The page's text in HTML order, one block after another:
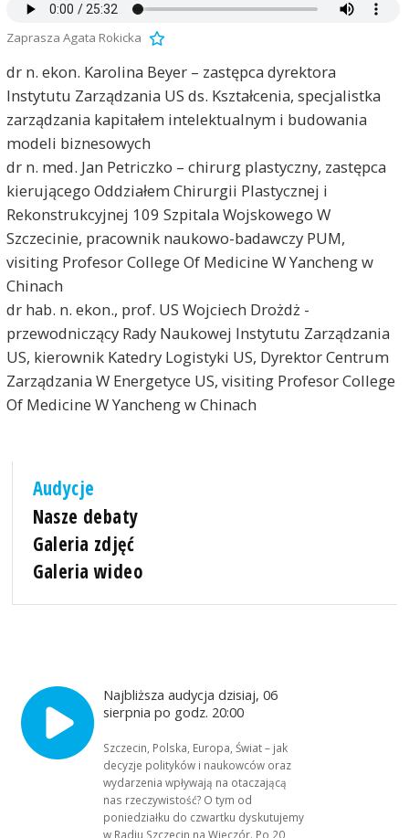
Zaprasza Agata Rokicka
dr n. ekon. Karolina Beyer – zastępca dyrektora
Instytutu Zarządzania US ds. Kształcenia, specjalistka
zarządzania kapitałem intelektualnym i budowania
modeli biznesowych
dr n. med. Jan Petriczko – chirurg plastyczny, zastępca
kierującego Oddziałem Chirurgii Plastycznej i
Rekonstrukcyjnej 109 Szpitala Wojskowego W
Szczecinie, pracownik naukowo-badawczy PUM,
visiting Profesor College Of Medicine W Yancheng w
Chinach
dr hab. n. ekon., prof. US Wojciech Drożdż -
przewodniczący Rady Naukowej Instytutu Zarządzania
US, kierownik Katedry Logistyki US, Dyrektor Centrum
Zarządzania W Energetyce US, visiting Profesor College
Of Medicine W Yancheng w Chinach
Audycje
Nasze debaty
Galeria zdjęć
Galeria wideo
Najbliższa audycja dzisiaj, 06
sierpnia po godz. 20:00
Szczecin, Polska, Europa, Świat – jak
decyzje polityków i naukowców oraz
wydarzenia wpływają na otaczającą
nas rzeczywistość? O tym od
poniedziałku do czwartku dyskutujemy
w Radiu Szczecin na Wieczór. Po 20